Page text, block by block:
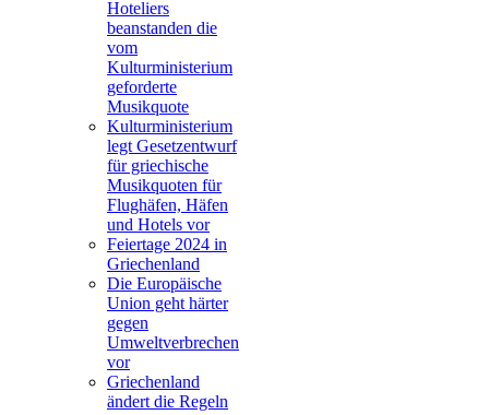
Hoteliers
beanstanden die
vom
Kulturministerium
geforderte
Musikquote
Kulturministerium
legt Gesetzentwurf
für griechische
Musikquoten für
Flughäfen, Häfen
und Hotels vor
Feiertage 2024 in
Griechenland
Die Europäische
Union geht härter
gegen
Umweltverbrechen
vor
Griechenland
ändert die Regeln